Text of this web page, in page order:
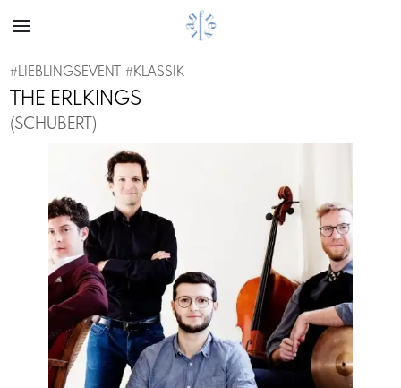
#LIEBLINGSEVENT #KLASSIK
THE ERLKINGS
(SCHUBERT)
Previous Next